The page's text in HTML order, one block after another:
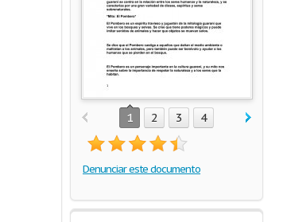
1 2 3 4
Denunciar este documento